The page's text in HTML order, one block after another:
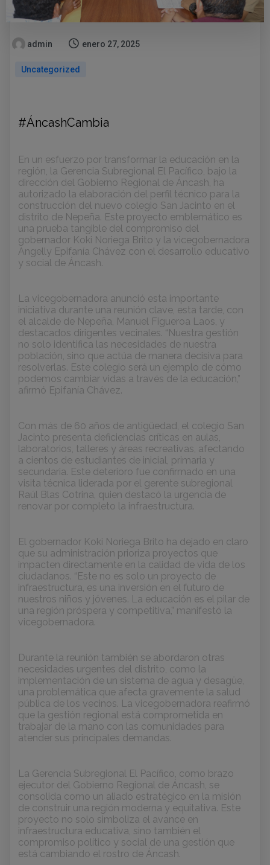
admin enero 27, 2025
Uncategorized
#ÁncashCambia
En un esfuerzo por transformar la educación en la
región, la Gerencia Subregional El Pacífico, bajo la
dirección del Gobierno Regional de Áncash, ha
autorizado la elaboración del perfil técnico para la
construcción del nuevo colegio San Jacinto en el
distrito de Nepeña. Este proyecto emblemático es
una prueba tangible del compromiso del
gobernador Koki Noriega Brito y la vicegobernadora
Angelly Epifanía Chávez con el desarrollo educativo
y social de Áncash.
La vicegobernadora anunció esta importante
iniciativa durante una reunión clave, esta tarde, con
el alcalde de Nepeña, Manuel Figueroa Laos, y
destacados dirigentes vecinales. “Nuestra gestión
no solo identifica las necesidades de nuestra
población, sino que actúa de manera decisiva para
resolverlas. Este colegio será un ejemplo de cómo
podemos cambiar vidas a través de la educación,”
afirmó Epifanía Chávez.
Con más de 60 años de antigüedad, el colegio San
Jacinto presenta deficiencias críticas en aulas,
laboratorios, talleres y áreas recreativas, afectando
a cientos de estudiantes de inicial, primaria y
secundaria. Este deterioro fue confirmado en una
visita técnica liderada por el gerente subregional
Raúl Blas Cotrina, quien destacó la urgencia de
renovar por completo la infraestructura.
El gobernador Koki Noriega Brito ha dejado en claro
que su administración prioriza proyectos que
impacten directamente en la calidad de vida de los
ciudadanos. “Este no es solo un proyecto de
infraestructura, es una inversión en el futuro de
nuestros niños y jóvenes. La educación es el pilar de
una región próspera y competitiva,” manifestó la
vicegobernadora.
Durante la reunión también se abordaron otras
necesidades urgentes del distrito, como la
implementación de un sistema de agua y desagüe,
una problemática que afecta gravemente la salud
pública de los vecinos. La vicegobernadora reafirmó
que la gestión regional está comprometida en
trabajar de la mano con las comunidades para
atender sus principales demandas.
La Gerencia Subregional El Pacífico, como brazo
ejecutor del Gobierno Regional de Áncash, se
consolida como un aliado estratégico en la misión
de construir una región moderna y equitativa. Este
proyecto no solo simboliza el avance en
infraestructura educativa, sino también el
compromiso político y social de una gestión que
está cambiando el rostro de Áncash.